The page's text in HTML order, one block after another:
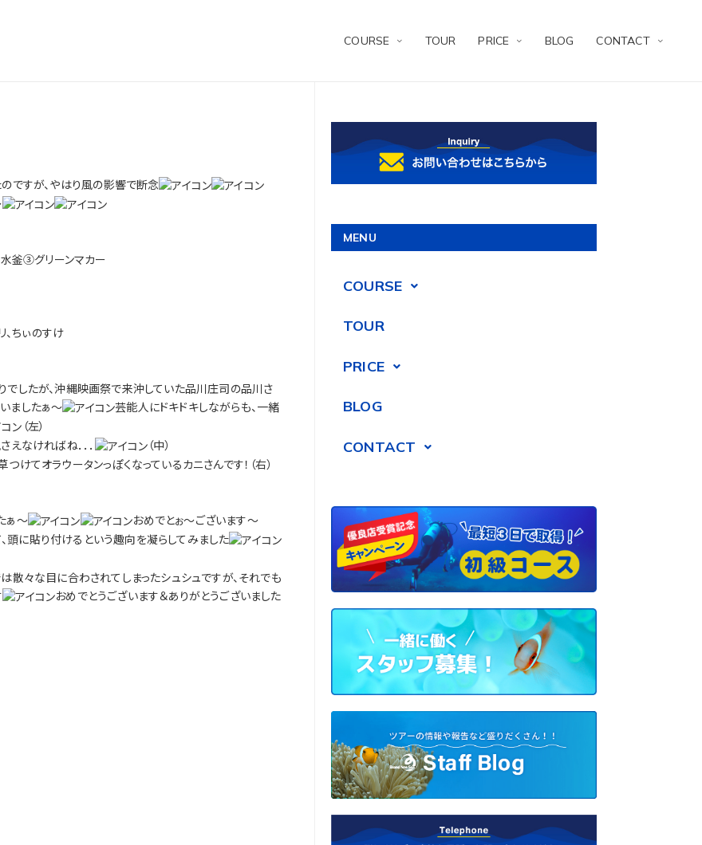
COURSE TOUR PRICE BLOG CONTACT
ですが、やはり風の影響で断念
水釜③グリーンマカー
、ちぃのすけ
でしたが、沖縄映画祭で来沖していた品川庄司の品川さ
ましたぁ～
芸能人にドキドキしながらも、一緒
（左）
なければね．．．
（中）
けてオラウータンっぽくなっているカニさんです！（右）
ぁ～
おめでとぉ～ございます～
頭に貼り付けるという趣向を凝らしてみました
散々な目に合わされてしまったシュシュですが、それでも
おめでとうございます＆ありがとうございました
MENU
COURSE
TOUR
PRICE
BLOG
CONTACT